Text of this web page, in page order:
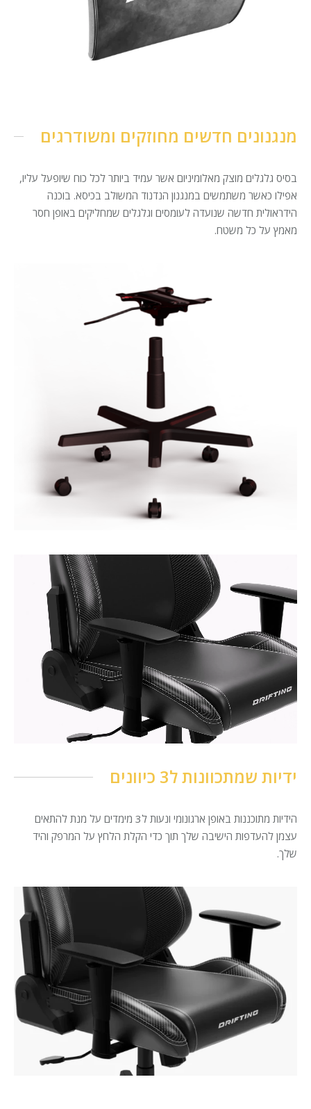
מנגנונים חדשים מחוזקים ומשודרגים
בסיס גלגלים מוצק מאלומיניום אשר עמיד ביותר לכל כוח שיופעל עליו,
אפילו כאשר משתמשים במנגנון הנדנוד המשולב בכיסא. בוכנה
הידראולית חדשה שנועדה לעומסים וגלגלים שמחליקים באופן חסר
מאמץ על כל משטח.
ידיות שמתכוונות ל3 כיוונים
הידיות מתוכננות באופן ארגונומי ונעות ל3 מימדים על מנת להתאים
עצמן להעדפות הישיבה שלך תוך כדי הקלת הלחץ על המרפק והיד
שלך.